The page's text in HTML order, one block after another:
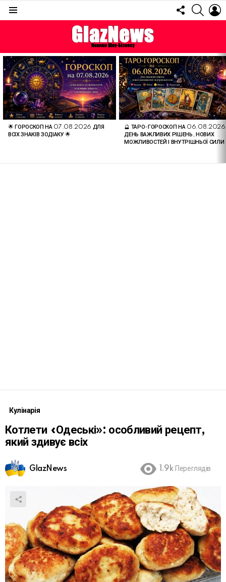
FOLLOW
US
ОСТАННІ
СТАТТІ
🌟 ГОРОСКОП НА 07.08.2026 ДЛЯ
ВСІХ ЗНАКІВ ЗОДІАКУ 🌟
🔮 ТАРО-ГОРОСКОП НА
ДЕНЬ ВАЖЛИВИХ РІШЕНЬ, НОВИХ
МОЖЛИВОСТЕЙ І ВНУТРІШНЬОЇ СИЛИ
Кулінарія
Котлети «Одеські»: особливий рецепт,
який здивує всіх
GlazNews 1.9k Переглядів